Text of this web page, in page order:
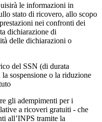
le informazioni in
stato di ricovero, allo scopo
nei confronti dei
dichiarazione di
delle dichiarazioni o
del SSN (di durata
sospensione o la riduzione
gli adempimenti per i
a ricoveri gratuiti - che
all’INPS tramite la